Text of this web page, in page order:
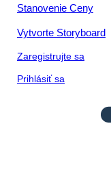
Stanovenie Ceny
Vytvorte Storyboard
Zaregistrujte sa
Prihlásiť sa